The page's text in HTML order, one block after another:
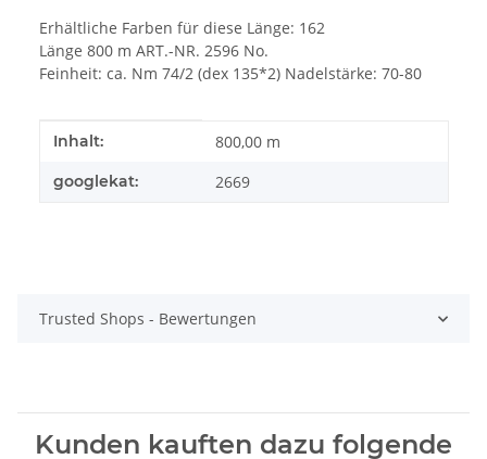
Erhältliche Farben für diese Länge: 162
Länge 800 m ART.-NR. 2596 No.
Feinheit: ca. Nm 74/2 (dex 135*2) Nadelstärke: 70-80
Produkteigenschaft
Wert
Inhalt: 800,00 m
googlekat: 2669
Trusted Shops - Bewertungen
Kunden kauften dazu folgende